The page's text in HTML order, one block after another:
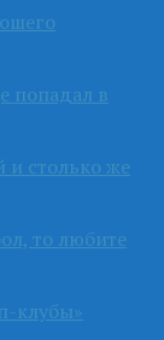
попадал в
и столько же
то любите
клубы»